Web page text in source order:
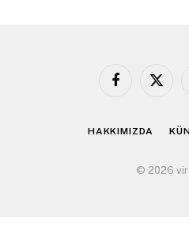
Facebook
X
HAKKIMIZDA
© 2026